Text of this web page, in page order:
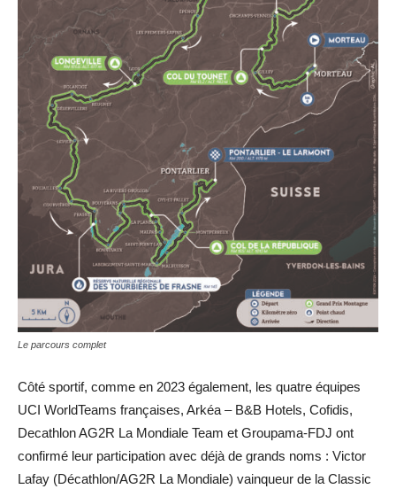
Le parcours complet
Côté sportif, comme en 2023 également, les quatre équipes
UCI WorldTeams françaises, Arkéa – B&B Hotels, Cofidis,
Decathlon AG2R La Mondiale Team et Groupama-FDJ ont
confirmé leur participation avec déjà de grands noms : Victor
Lafay (Décathlon/AG2R La Mondiale) vainqueur de la Classic